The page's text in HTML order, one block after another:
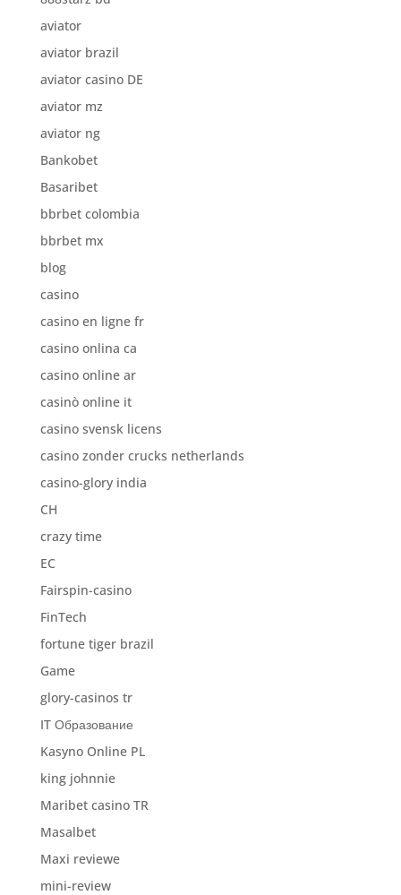
aviator
aviator brazil
aviator casino DE
aviator mz
aviator ng
Bankobet
Basaribet
bbrbet colombia
bbrbet mx
blog
casino
casino en ligne fr
casino onlina ca
casino online ar
casinò online it
casino svensk licens
casino zonder crucks netherlands
casino-glory india
CH
crazy time
EC
Fairspin-casino
FinTech
fortune tiger brazil
Game
glory-casinos tr
IT Образование
Kasyno Online PL
king johnnie
Maribet casino TR
Masalbet
Maxi reviewe
mini-review